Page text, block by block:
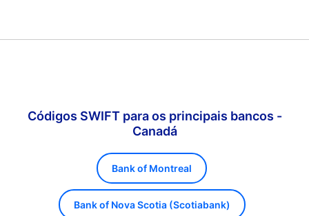
Códigos SWIFT para os principais bancos -
Canadá
Bank of Montreal
Bank of Nova Scotia (Scotiabank)